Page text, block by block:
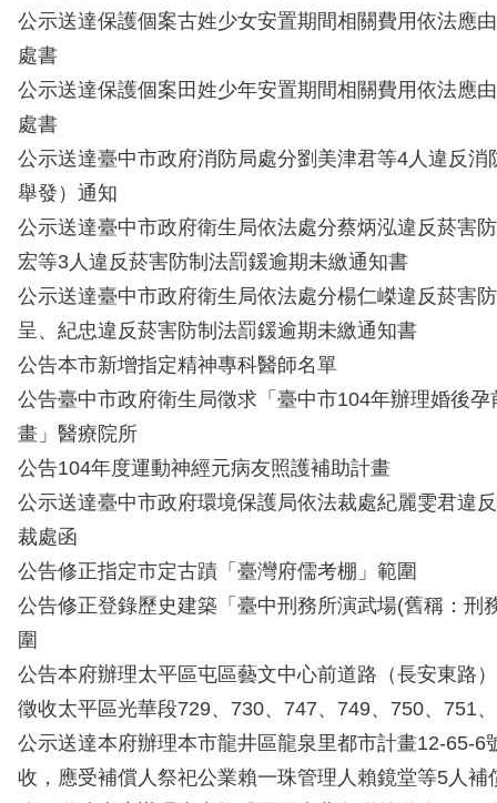
公示送達保護個案古姓少女安置期間相關費用依法應
處書
公示送達保護個案田姓少年安置期間相關費用依法應
處書
公示送達臺中市政府消防局處分劉美津君等4人違反消
舉發）通知
公示送達臺中市政府衛生局依法處分蔡炳泓違反菸害
宏等3人違反菸害防制法罰鍰逾期未繳通知書
公示送達臺中市政府衛生局依法處分楊仁嵥違反菸害
呈、紀忠違反菸害防制法罰鍰逾期未繳通知書
公告本市新增指定精神專科醫師名單
公告臺中市政府衛生局徵求「臺中市104年辦理婚後孕
畫」醫療院所
公告104年度運動神經元病友照護補助計畫
公示送達臺中市政府環境保護局依法裁處紀麗雯君違
裁處函
公告修正指定市定古蹟「臺灣府儒考棚」範圍
公告修正登錄歷史建築「臺中刑務所演武場(舊稱：刑
圍
公告本府辦理太平區屯區藝文中心前道路（長安東路
徵收太平區光華段729、730、747、749、750、751
公示送達本府辦理本市龍井區龍泉里都市計畫12-65-6
收，應受補償人祭祀公業賴一珠管理人賴鏡堂等5人補